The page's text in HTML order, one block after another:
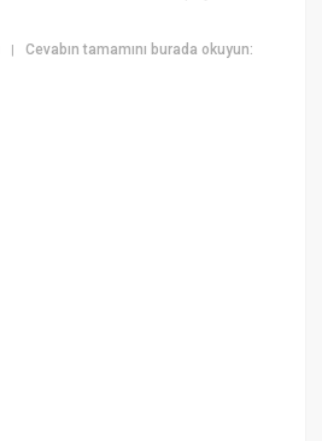
|Cevabın tamamını burada okuyun: